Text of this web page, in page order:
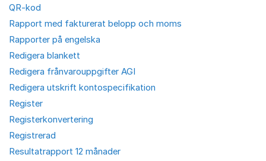
QR-kod
Rapport med fakturerat belopp och moms
Rapporter på engelska
Redigera blankett
Redigera frånvarouppgifter AGI
Redigera utskrift kontospecifikation
Register
Registerkonvertering
Registrerad
Resultatrapport 12 månader